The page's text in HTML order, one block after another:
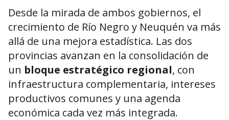
Desde la mirada de ambos gobiernos, el
crecimiento de Río Negro y Neuquén va más
allá de una mejora estadística. Las dos
provincias avanzan en la consolidación de
un bloque estratégico regional, con
infraestructura complementaria, intereses
productivos comunes y una agenda
económica cada vez más integrada.